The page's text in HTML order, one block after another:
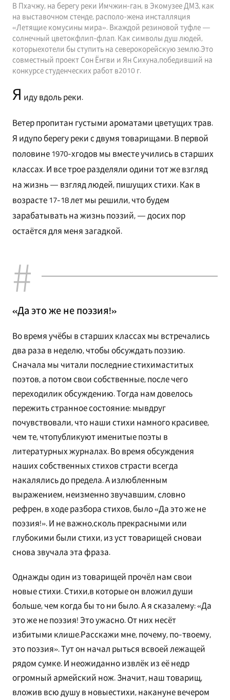
В Пхачжу, на берегу реки Имчжин-ган, в Экомузее ДМЗ, как
на выставочном стенде, располо-жена инсталляция
«Летящие комусины мира». Вкаждой резиновой туфле —
солнечный цветокфлип-флап. Как символы душ людей,
которыехотели бы ступить на северокорейскую землю.Это
совместный проект Сон Ёнгви и Ян Сихуна,победивший на
конкурсе студенческих работ в2010 г.
Я иду вдоль реки.
Ветер пропитан густыми ароматами цветущих трав.
Я идупо берегу реки с двумя товарищами. В первой
половине 1970-хгодов мы вместе учились в старших
классах. И все трое разделяли одини тот же взгляд
на жизнь — взгляд людей, пишущих стихи. Как в
возрасте 17-18 лет мы решили, что будем
зарабатывать на жизнь поэзий, — досих пор
остаётся для меня загадкой.
«Да это же не поэзия!»
Во время учёбы в старших классах мы встречались
два раза в неделю, чтобы обсуждать поэзию.
Сначала мы читали последние стихимаститых
поэтов, а потом свои собственные, после чего
переходилик обсуждению. Тогда нам довелось
пережить странное состояние: мывдруг
почувствовали, что наши стихи намного красивее,
чем те, чтопубликуют именитые поэты в
литературных журналах. Во время обсуждения
наших собственных стихов страсти всегда
накалялись до предела. А излюбленным
выражением, неизменно звучавшим, словно
рефрен, в ходе разбора стихов, было «Да это же не
поэзия!». И не важно,сколь прекрасными или
глубокими были стихи, из уст товарищей сноваи
снова звучала эта фраза.
Однажды один из товарищей прочёл нам свои
новые стихи. Стихи,в которые он вложил души
больше, чем когда бы то ни было. А я сказалему: «Да
это же не поэзия! Это ужасно. От них несёт
избитыми клише.Расскажи мне, почему, по-твоему,
это поэзия». Тут он начал рыться всвоей лежащей
рядом сумке. И неожиданно извлёк из её недр
огромный армейский нож. Значит, наш товарищ,
вложив всю душу в новыестихи, накануне вечером